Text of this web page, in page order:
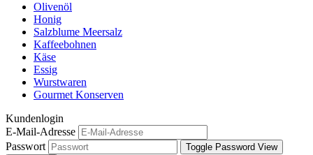
Olivenöl
Honig
Salzblume Meersalz
Kaffeebohnen
Käse
Essig
Wurstwaren
Gourmet Konserven
Kundenlogin
E-Mail-Adresse
Passwort
Toggle Password View